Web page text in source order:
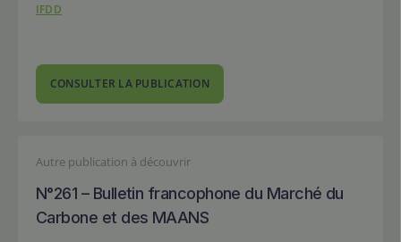
IFDD
CONSULTER LA PUBLICATION
Autre publication à découvrir
N°261 – Bulletin francophone du Marché du
Carbone et des MAANS